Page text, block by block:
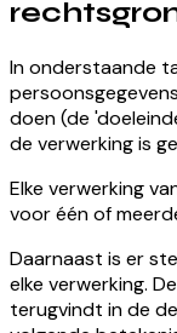
In onderstaande
doen (de
de verwerking is
Elke verwerking
voor één of
Daarnaast is er
elke verwerking.
terugvindt in de